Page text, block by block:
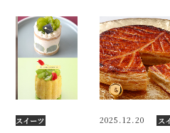
2025.12.20 スイーツ